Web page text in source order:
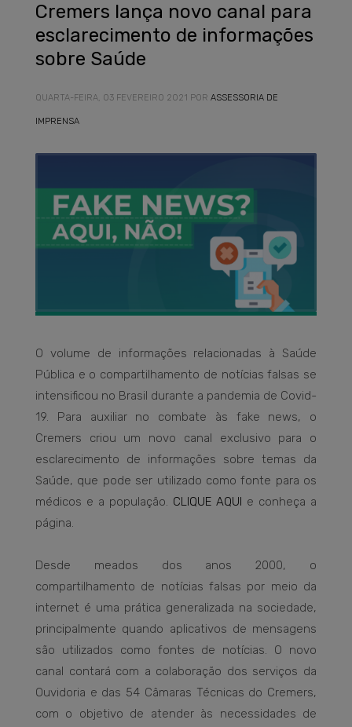
Cremers lança novo canal para
esclarecimento de informações
sobre Saúde
QUARTA-FEIRA, 03 FEVEREIRO 2021 POR ASSESSORIA DE
IMPRENSA
O volume de informações relacionadas à Saúde
Pública e o compartilhamento de notícias falsas se
intensificou no Brasil durante a pandemia de Covid-
19. Para auxiliar no combate às fake news, o
Cremers criou um novo canal exclusivo para o
esclarecimento de informações sobre temas da
Saúde, que pode ser utilizado como fonte para os
médicos e a população. CLIQUE AQUI
e conheça a
página.
Desde meados dos anos 2000, o
compartilhamento de notícias falsas por meio da
internet é uma prática generalizada na sociedade,
principalmente quando aplicativos de mensagens
são utilizados como fontes de notícias. O novo
canal contará com a colaboração dos serviços da
Ouvidoria e das 54 Câmaras Técnicas do Cremers,
com o objetivo de atender às necessidades de